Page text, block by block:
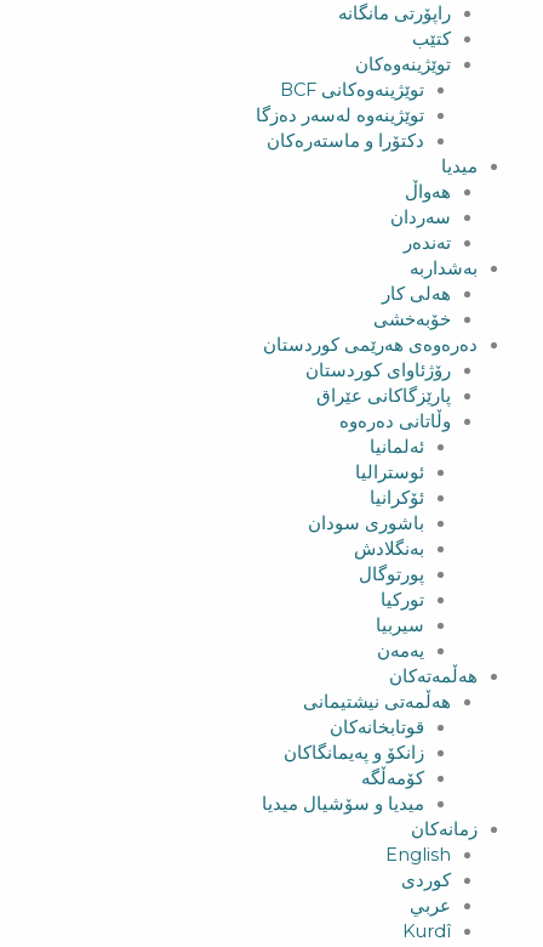
راپۆرتی مانگانە
کتێب
توێژینەوەکان
توێژینەوەکانی BCF​
توێژینەوە لەسەر دەزگا
دکتۆرا و ماستەرەکان
میدیا
‌‌هەواڵ
سه‌ردان
تەندەر
بەشداربە
هەلی کار
خۆبەخشی
دەرەوەی هەرێمی کوردستان
رۆژئاوای کوردستان
پارێزگاکانی عێراق
وڵاتانی دەرەوە
ئەلمانیا
ئوسترالیا
ئۆکرانیا
باشوری سودان
بەنگلادش
پورتوگال
تورکیا
سیربیا
یەمەن
هەڵمەتەکان
هەڵمەتی نیشتیمانی
قوتابخانەکان
زانکۆ و پەیمانگاکان
کۆمەڵگە
میدیا و سۆشیال میدیا
زمانەکان
English
کوردی
عربي
Kurdî